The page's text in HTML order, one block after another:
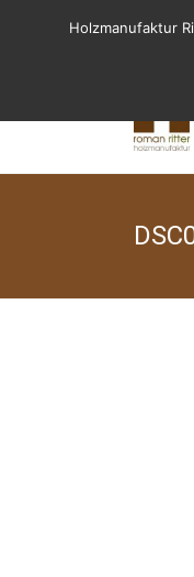
Holzmanufaktur